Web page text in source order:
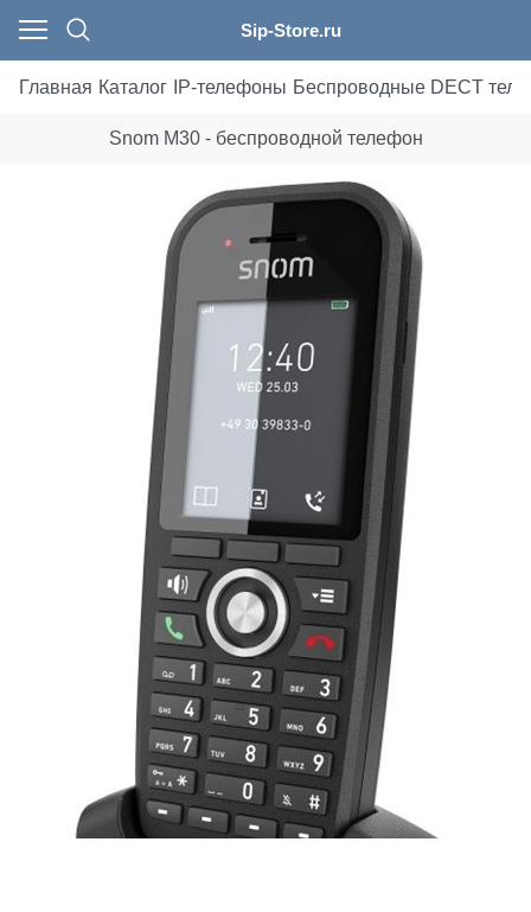
Sip-Store.ru
Главная Каталог IP-телефоны Беспроводные DECT
Snom M30 - беспроводной телефон